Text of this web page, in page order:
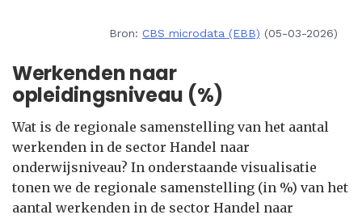
Bron: CBS microdata (EBB) (05-03-2026)
Werkenden naar
opleidingsniveau (%)
Wat is de regionale samenstelling van het aantal
werkenden in de sector Handel naar
onderwijsniveau? In onderstaande visualisatie
tonen we de regionale samenstelling (in %) van het
aantal werkenden in de sector Handel naar